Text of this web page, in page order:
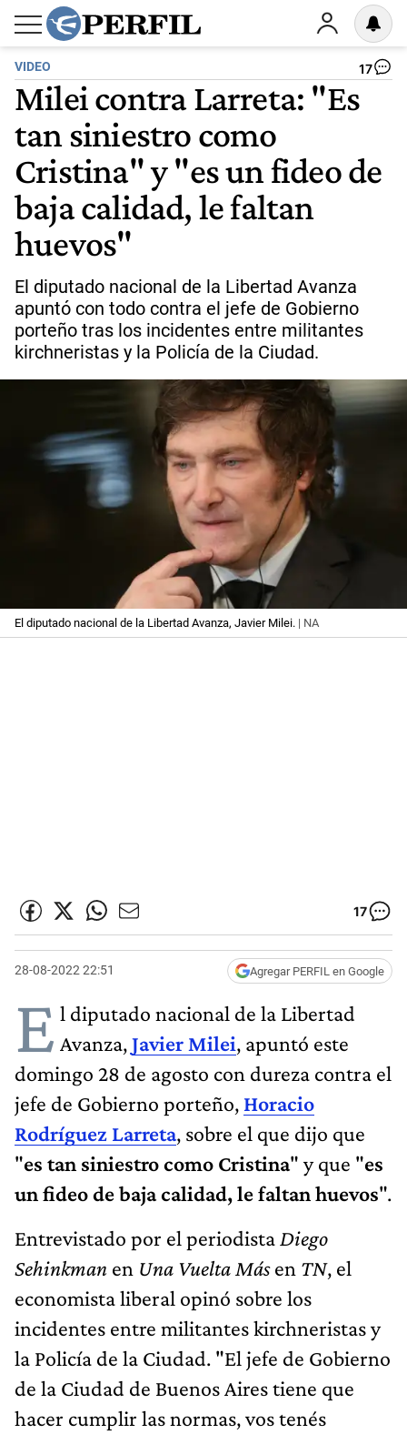
VIDEO 17
Milei contra Larreta: "Es
tan siniestro como
Cristina" y "es un fideo de
baja calidad, le faltan
huevos"
El diputado nacional de la Libertad Avanza
apuntó con todo contra el jefe de Gobierno
porteño tras los incidentes entre militantes
kirchneristas y la Policía de la Ciudad.
El diputado nacional de la Libertad Avanza, Javier Milei. | NA
17
28-08-2022 22:51 Agregar PERFIL en Google
E l diputado nacional de la Libertad
Avanza,Javier Milei, apuntó este
domingo 28 de agosto con dureza contra el
jefe de Gobierno porteño, Horacio
Rodríguez Larreta, sobre el que dijo que
"es tan siniestro como Cristina" y que "es
un fideo de baja calidad, le faltan huevos".
Entrevistado por el periodista Diego
Sehinkman en Una Vuelta Másen TN, el
economista liberal opinó sobre los
incidentes entre militantes kirchneristas y
la Policía de la Ciudad. "El jefe de Gobierno
de la Ciudad de Buenos Aires tiene que
hacer cumplir las normas, vos tenés